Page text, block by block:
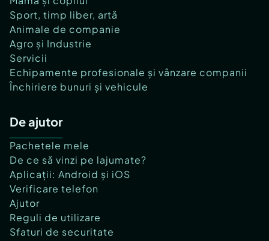
Sport, timp liber, artă
Animale de companie
Agro și Industrie
Servicii
Echipamente profesionale și vânzare companii
Închiriere bunuri și vehicule
De ajutor
Pachetele mele
De ce să vinzi pe lajumate?
Aplicații: Android și iOS
Verificare telefon
Ajutor
Reguli de utilizare
Sfaturi de securitate